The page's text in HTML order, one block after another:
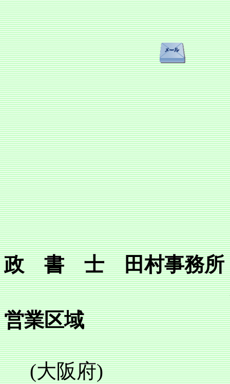
政 書 士 田村事務所
営業区域
(大阪府)